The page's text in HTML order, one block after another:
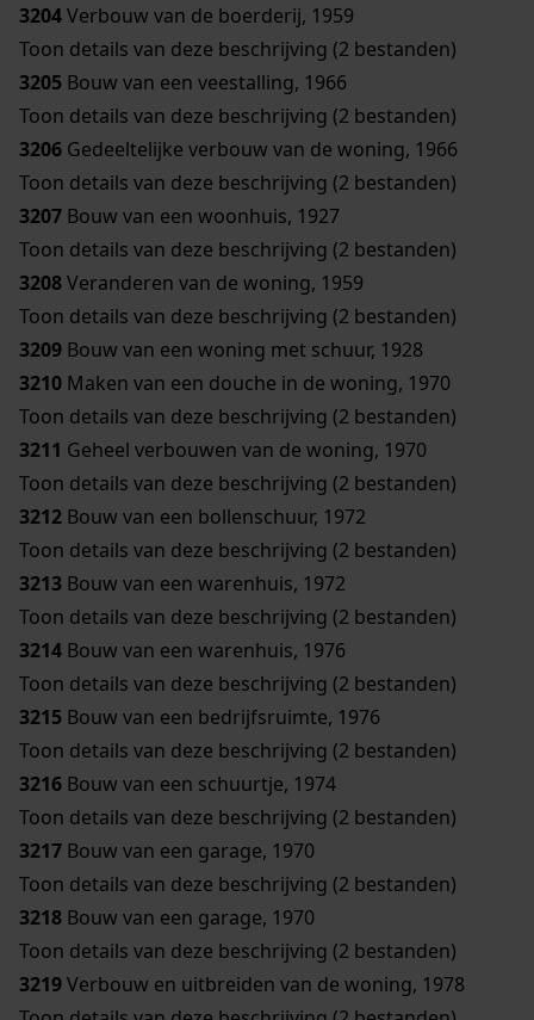
3204Verbouw van de boerderij, 1959
Toon details van deze beschrijving (2 bestanden)
3205 Bouw van een veestalling, 1966
Toon details van deze beschrijving (2 bestanden)
3206 Gedeeltelijke verbouw van de woning, 1966
Toon details van deze beschrijving (2 bestanden)
3207 Bouw van een woonhuis, 1927
Toon details van deze beschrijving (2 bestanden)
3208Veranderen van de woning, 1959
Toon details van deze beschrijving (2 bestanden)
3209 Bouw van een woning met schuur, 1928
3210 Maken van een douche in de woning, 1970
Toon details van deze beschrijving (2 bestanden)
3211 Geheel verbouwen van de woning, 1970
Toon details van deze beschrijving (2 bestanden)
3212 Bouw van een bollenschuur, 1972
Toon details van deze beschrijving (2 bestanden)
3213 Bouw van een warenhuis, 1972
Toon details van deze beschrijving (2 bestanden)
3214 Bouw van een warenhuis, 1976
Toon details van deze beschrijving (2 bestanden)
3215 Bouw van een bedrijfsruimte, 1976
Toon details van deze beschrijving (2 bestanden)
3216 Bouw van een schuurtje, 1974
Toon details van deze beschrijving (2 bestanden)
3217 Bouw van een garage, 1970
Toon details van deze beschrijving (2 bestanden)
3218 Bouw van een garage, 1970
Toon details van deze beschrijving (2 bestanden)
3219Verbouw en uitbreiden van de woning, 1978